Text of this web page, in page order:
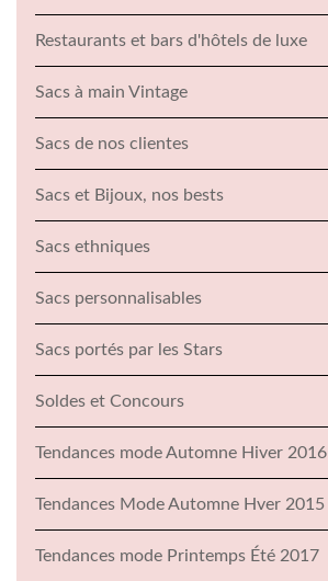
Restaurants et bars d'hôtels de luxe
Sacs à main Vintage
Sacs de nos clientes
Sacs et Bijoux, nos bests
Sacs ethniques
Sacs personnalisables
Sacs portés par les Stars
Soldes et Concours
Tendances mode Automne Hiver
Tendances Mode Automne Hver 2015
Tendances mode Printemps Été 2017